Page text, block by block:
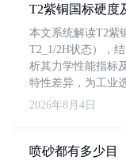
T2紫铜国标硬度
本文系统解读T2紫
T2_1/2H状态），
析其力学性能指标
特性差异，为工业
2026年8月4日
喷砂都有多少目